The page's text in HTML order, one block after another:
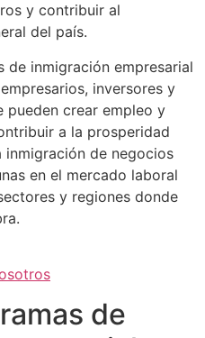
y contribuir al
del país.
de inmigración empresarial
inversores y
pueden crear empleo y
a la prosperidad
inmigración de negocios
en el mercado laboral
y regiones donde
de